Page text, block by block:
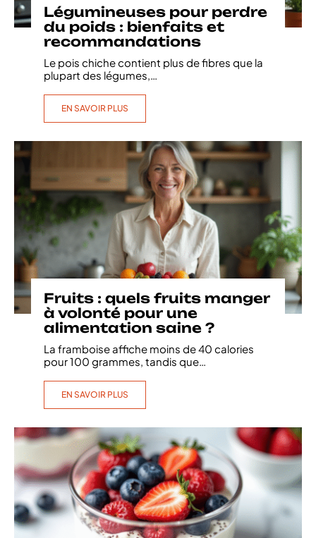
Légumineuses pour perdre
du poids : bienfaits et
recommandations
Le pois chiche contient plus de fibres que la
plupart des légumes,…
EN SAVOIR PLUS
Fruits : quels fruits manger
à volonté pour une
alimentation saine ?
La framboise affiche moins de 40 calories
pour 100 grammes, tandis que…
EN SAVOIR PLUS